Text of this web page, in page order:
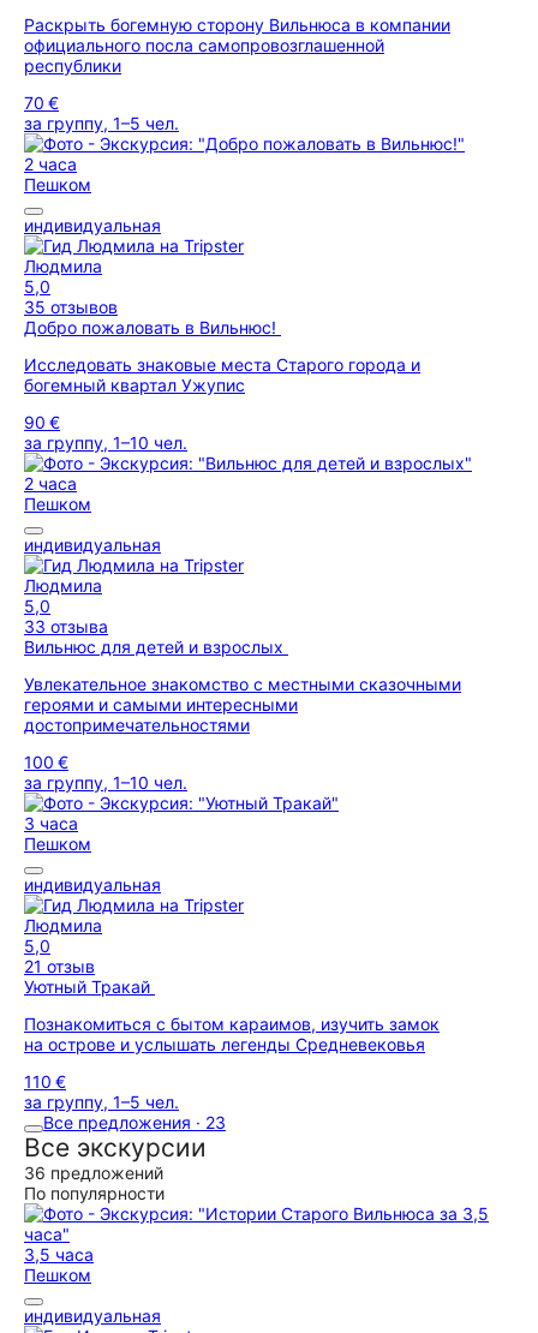
Раскрыть богемную сторону Вильнюса в компании
официального посла самопровозглашенной
республики
70 €
за группу, 1–5 чел.
2 часа
Пешком
индивидуальная
Людмила
5,0
35 отзывов
Добро пожаловать в Вильнюс!
Исследовать знаковые места Старого города и
богемный квартал Ужупис
90 €
за группу, 1–10 чел.
2 часа
Пешком
индивидуальная
Людмила
5,0
33 отзыва
Вильнюс для детей и взрослых
Увлекательное знакомство с местными сказочными
героями и самыми интересными
достопримечательностями
100 €
за группу, 1–10 чел.
3 часа
Пешком
индивидуальная
Людмила
5,0
21 отзыв
Уютный Тракай
Познакомиться с бытом караимов, изучить замок
на острове и услышать легенды Средневековья
110 €
за группу, 1–5 чел.
Все предложения · 23
Все экскурсии
36 предложений
По популярности
3,5 часа
Пешком
индивидуальная